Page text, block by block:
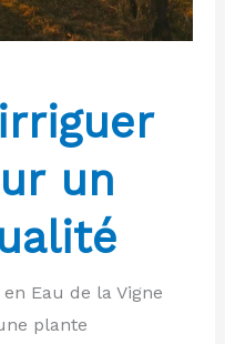
un
Eau de la Vigne
plante